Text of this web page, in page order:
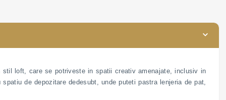
loft, care se potriveste in spatii creativ amenajate, inclusiv in
de depozitare dedesubt, unde puteti pastra lenjeria de pat,